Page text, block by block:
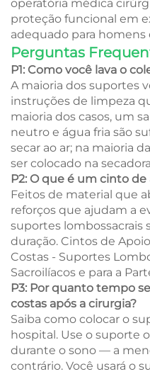
operatória médica
proteção funcional em
adequado para homens
Perguntas
P1: Como você lava o
A maioria dos suportes
instruções de limpeza
maioria dos casos, um
neutro e água fria são
secar ao ar; na maioria
ser colocado na
P2: O que é um cinto
Feitos de material que
reforços que ajudam a
suportes lombossacrais
duração. Cintos de
Costas - Suportes
Sacroilíacos e para a
P3: Por quanto tempo
costas após a cirurgia?
Saiba como colocar o
hospital. Use o suporte
durante o sono — a
contrário. Você usará o